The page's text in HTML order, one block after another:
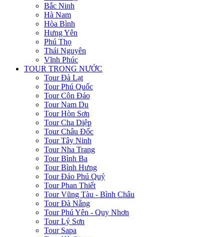
Bắc Ninh
Hà Nam
Hòa Bình
Hưng Yên
Phú Thọ
Thái Nguyên
Vĩnh Phúc
TOUR TRONG NƯỚC
Tour Đà Lạt
Tour Phú Quốc
Tour Côn Đảo
Tour Nam Du
Tour Hòn Sơn
Tour Cha Diệp
Tour Châu Đốc
Tour Tây Ninh
Tour Nha Trang
Tour Bình Ba
Tour Bình Hưng
Tour Đảo Phú Quý
Tour Phan Thiết
Tour Vũng Tàu - Bình Châu
Tour Đà Nẵng
Tour Phú Yên - Quy Nhơn
Tour Lý Sơn
Tour Sapa